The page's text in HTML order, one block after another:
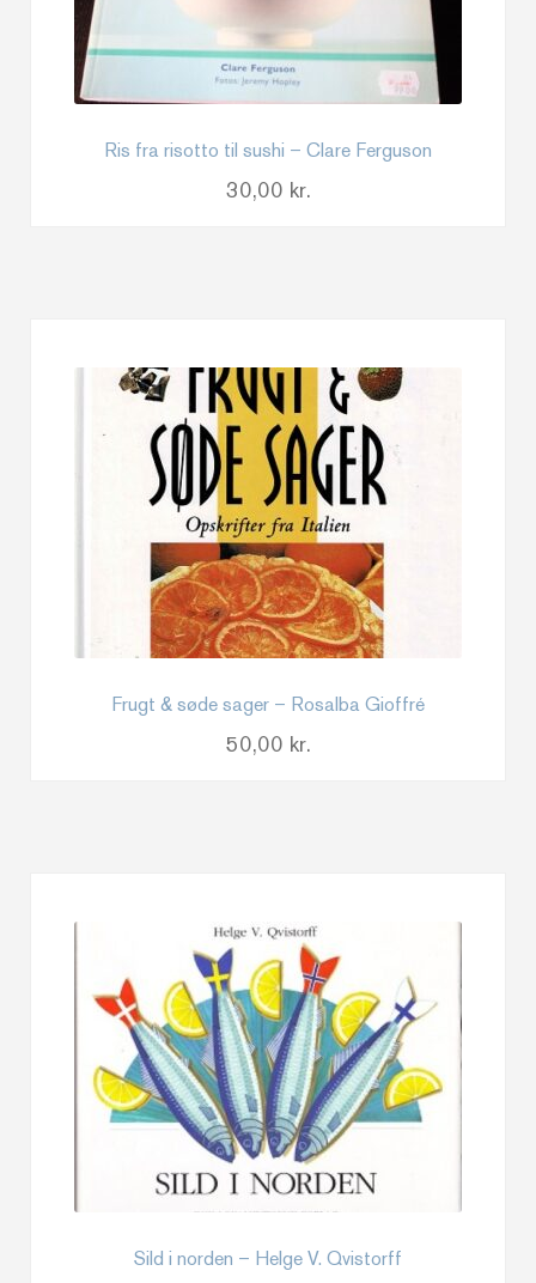
Ris fra risotto til sushi – Clare Ferguson
30,00 kr.
Frugt & søde sager – Rosalba Gioffré
50,00 kr.
Sild i norden – Helge V. Qvistorff